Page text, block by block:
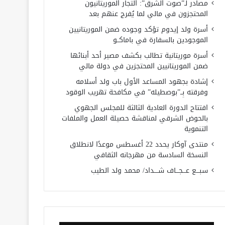
مصادر لـ”صوت الشرق”: التجار الموريتانيون
المحتجزون في مالي لما يُفرج عنهم بعد
أسرة ولد إيدوم تؤكد وجوده ضمن الموريتانيين
الموجودين بالسفارة في باماكــو
أسرة موريتانية تطالب بكشف مصير أحد أبنائها
ضمن الموريتانيين المحتجزين في دولة مالي
إشادة بجهود المساعد الأول باب ولد أسلامه
وفرقته بِــ”بوصطيله” في مكافحة تهريب الوقود
افتتاح الدورة العادية الثالثة للمجلس الجهوي
بالحوض الشرقي لمناقشة حصيلة العمل والملفات
التنموية
منتدى آوكار يحدد 22 أغسطس موعدًا لانطلاق
النسخة السادسة من مهرجانه الثقافي
سبـــع عـــجـــاف شــــداد/ محمد ولد الطيب